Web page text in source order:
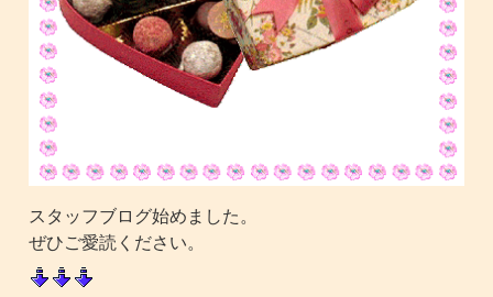
スタッフブログ始めました。
ぜひご愛読ください。